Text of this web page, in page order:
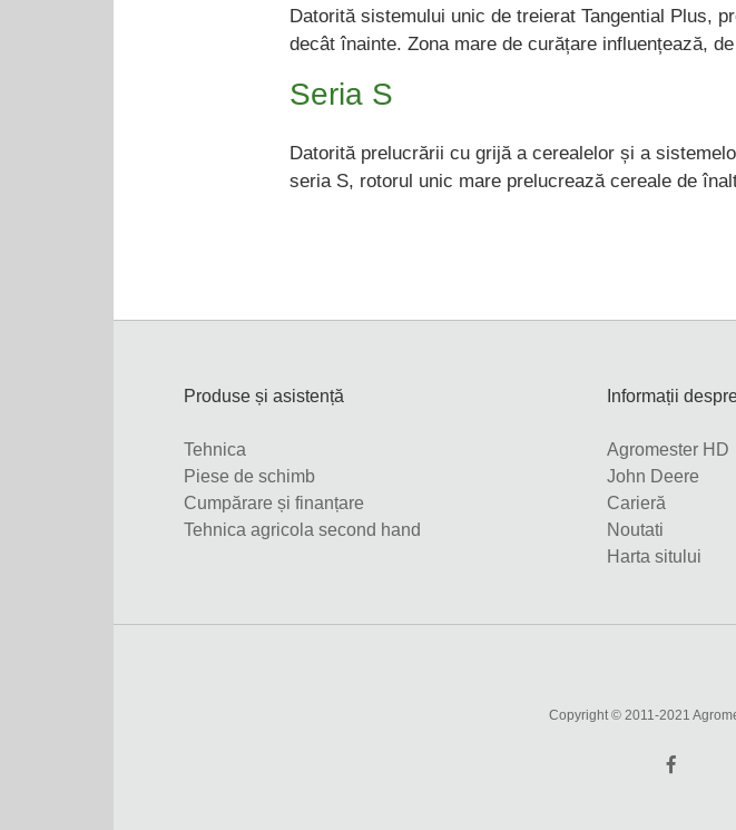
Datorită sistemului unic de treierat Tangential Plus,
decât înainte. Zona mare de curățare influențează,
Seria S
Datorită prelucrării cu grijă a cerealelor și a
seria S, rotorul unic mare prelucrează cereale de
Produse și asistență
Tehnica
Piese de schimb
Cumpărare și finanțare
Tehnica agricola second hand
Informații
Agromester HD
John Deere
Carieră
Noutati
Harta sitului
Copyright © 2011-2021